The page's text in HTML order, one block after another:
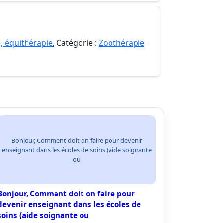
équithérapie, Catégorie : Zoothérapie
Bonjour, Comment doit on faire pour devenir
enseignant dans les écoles de soins (aide soignante
ou
Comment doit on faire pour
enseignant dans les écoles de
(aide soignante ou